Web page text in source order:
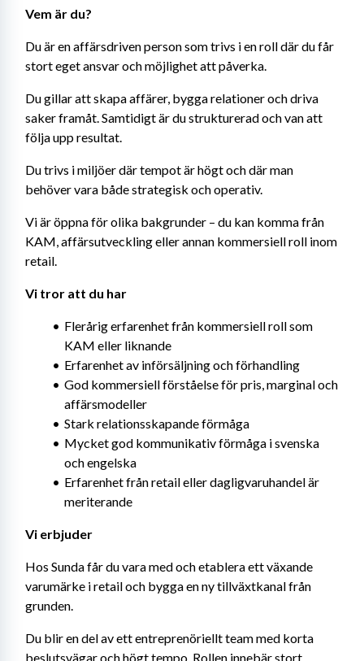
Vem är du?
Du är en affärsdriven person som trivs i en roll där du får
stort eget ansvar och möjlighet att påverka.
Du gillar att skapa affärer, bygga relationer och driva
saker framåt. Samtidigt är du strukturerad och van att
följa upp resultat.
Du trivs i miljöer där tempot är högt och där man
behöver vara både strategisk och operativ.
Vi är öppna för olika bakgrunder – du kan komma från
KAM, affärsutveckling eller annan kommersiell roll inom
retail.
Vi tror att du har
Flerårig erfarenhet från kommersiell roll som
KAM eller liknande
Erfarenhet av införsäljning och förhandling
God kommersiell förståelse för pris, marginal och
affärsmodeller
Stark relationsskapande förmåga
Mycket god kommunikativ förmåga i svenska
och engelska
Erfarenhet från retail eller dagligvaruhandel är
meriterande
Vi erbjuder
Hos Sunda får du vara med och etablera ett växande
varumärke i retail och bygga en ny tillväxtkanal från
grunden.
Du blir en del av ett entreprenöriellt team med korta
beslutsvägar och högt tempo. Rollen innebär stort